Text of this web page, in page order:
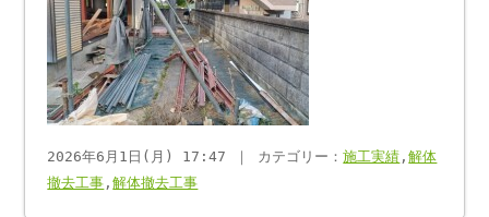
2026年6月1日(月) 17:47 ｜ カテゴリー：施工実績 ,解体
撤去工事 ,解体撤去工事